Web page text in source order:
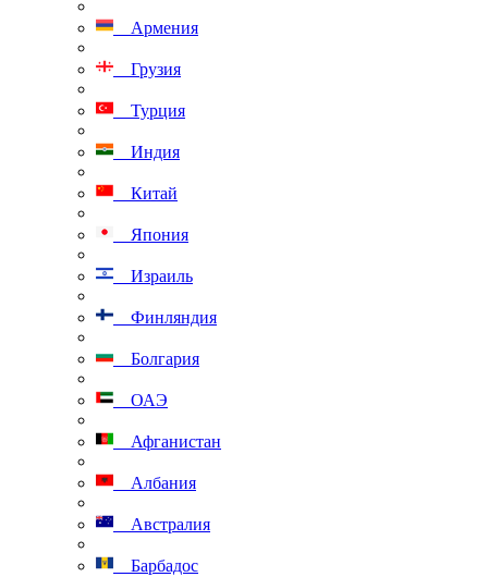
Армения
Грузия
Турция
Индия
Китай
Япония
Израиль
Финляндия
Болгария
ОАЭ
Афганистан
Албания
Австралия
Барбадос